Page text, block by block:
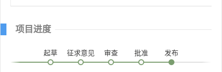
项目进度
起草 征求意见 审查 批准 发布